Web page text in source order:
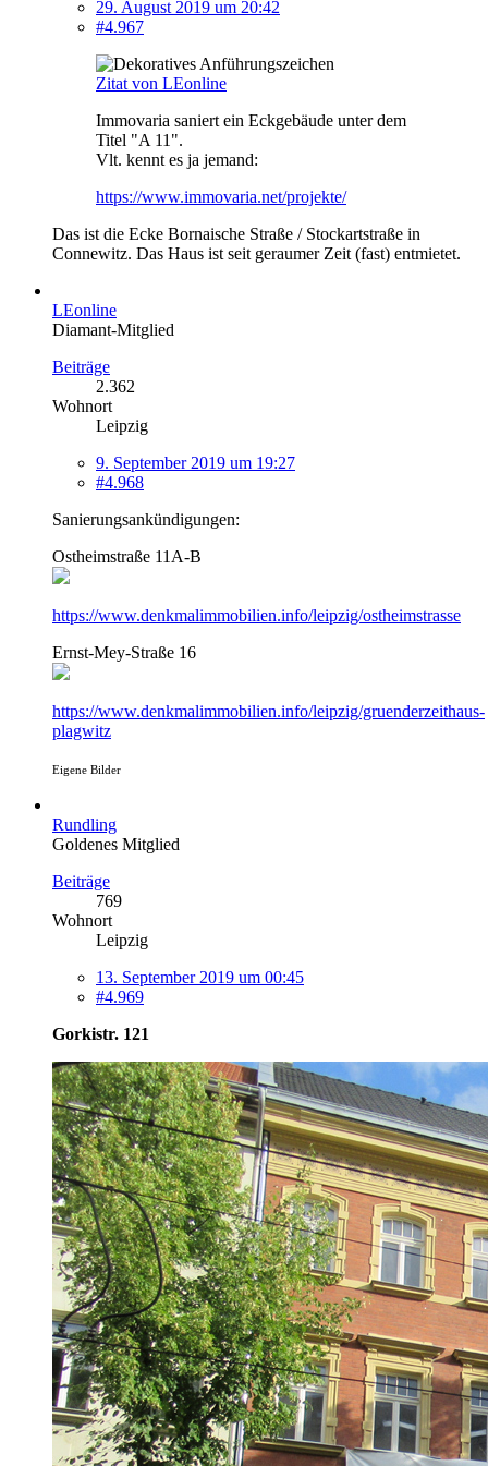
29. August 2019 um 20:42
#4.967
Zitat von LEonline
Immovaria saniert ein Eckgebäude unter dem
Titel "A 11".
Vlt. kennt es ja jemand:
https://www.immovaria.net/projekte/
Das ist die Ecke Bornaische Straße / Stockartstraße in
Connewitz. Das Haus ist seit geraumer Zeit (fast) entmietet.
LEonline
Diamant-Mitglied
Beiträge
2.362
Wohnort
Leipzig
9. September 2019 um 19:27
#4.968
Sanierungsankündigungen:
Ostheimstraße 11A-B
https://www.denkmalimmobilien.info/leipzig/ostheimstrasse
Ernst-Mey-Straße 16
https://www.denkmalimmobilien.info/leipzig/gruenderzeithaus-
plagwitz
Eigene Bilder
Rundling
Goldenes Mitglied
Beiträge
769
Wohnort
Leipzig
13. September 2019 um 00:45
#4.969
Gorkistr. 121